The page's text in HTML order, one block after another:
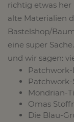
richtig etwas
alte Materialien
Bastelshop/
eine super
und wir sagen:
Patchwork-
Patchwork-
Mondrian-
Omas
Die Blau-